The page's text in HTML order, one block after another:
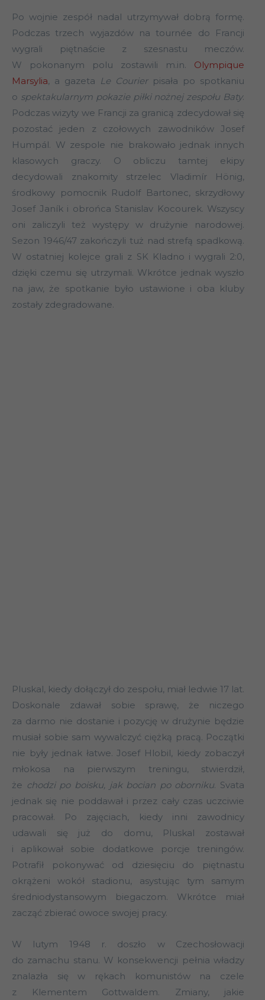
Po wojnie zespół nadal utrzymywał dobrą formę.
Podczas trzech wyjazdów na tournée do Francji
wygrali piętnaście z szesnastu meczów.
W pokonanym polu zostawili m.in. Olympique
Marsylia, a gazeta Le Courierpisała po spotkaniu
o spektakularnym pokazie piłki nożnej zespołu Baty.
Podczas wizyty we Francji za granicą zdecydował się
pozostać jeden z czołowych zawodników Josef
Humpál. W zespole nie brakowało jednak innych
klasowych graczy. O obliczu tamtej ekipy
decydowali znakomity strzelec Vladimír Hönig,
środkowy pomocnik Rudolf Bartonec, skrzydłowy
Josef Janík i obrońca Stanislav Kocourek. Wszyscy
oni zaliczyli też występy w drużynie narodowej.
Sezon 1946/47 zakończyli tuż nad strefą spadkową.
W ostatniej kolejce grali z SK Kladno i wygrali 2:0,
dzięki czemu się utrzymali. Wkrótce jednak wyszło
na jaw, że spotkanie było ustawione i oba kluby
zostały zdegradowane.
Pluskal, kiedy dołączył do zespołu, miał ledwie 17 lat.
Doskonale zdawał sobie sprawę, że niczego
za darmo nie dostanie i pozycję w drużynie będzie
musiał sobie sam wywalczyć ciężką pracą. Początki
nie były jednak łatwe. Josef Hlobil, kiedy zobaczył
młokosa na pierwszym treningu, stwierdził,
że chodzi po boisku, jak bocian po oborniku. Svata
jednak się nie poddawał i przez cały czas uczciwie
pracował. Po zajęciach, kiedy inni zawodnicy
udawali się już do domu, Pluskal zostawał
i aplikował sobie dodatkowe porcje treningów.
Potrafił pokonywać od dziesięciu do piętnastu
okrążeni wokół stadionu, asystując tym samym
średniodystansowym biegaczom. Wkrótce miał
zacząć zbierać owoce swojej pracy.
W lutym 1948 r. doszło w Czechosłowacji
do zamachu stanu. W konsekwencji pełnia władzy
znalazła się w rękach komunistów na czele
z Klementem Gottwaldem. Zmiany, jakie